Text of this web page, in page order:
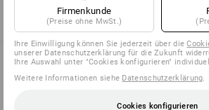
zurück
Firmenkunde
(Preise ohne MwSt.)
Ihre Einwilligung können Sie jederzeit über die
unserer Datenschutzerklärung für die Zukunft
Ihre Auswahl unter "Cookies konfigurieren"
Weitere Informationen siehe Datenschutzerklärung
Cookies konfigurieren